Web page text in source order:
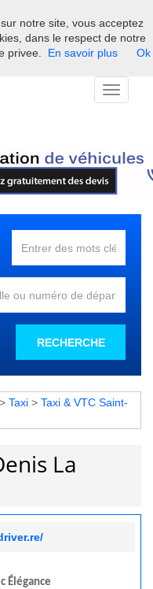
du transport et de la la
Toggle
RECHERCHE
> Taxi > Taxi & VTC Saint-
La
Élégance
notre site, vous acceptez
dans le respect de notre
privee.
En savoir plus Ok